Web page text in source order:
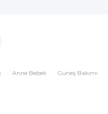
Anne Bebek Güneş Bakımı